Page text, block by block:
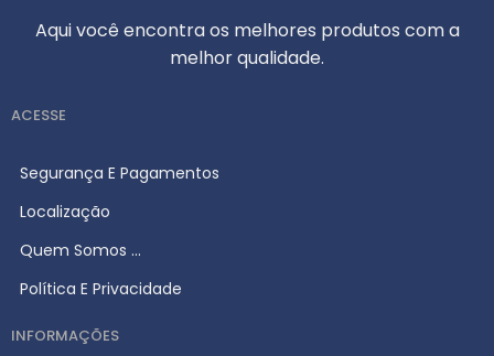
Aqui você encontra os melhores produtos com a
melhor qualidade.
ACESSE
Segurança E Pagamentos
Localização
Quem Somos ...
Política E Privacidade
INFORMAÇÕES